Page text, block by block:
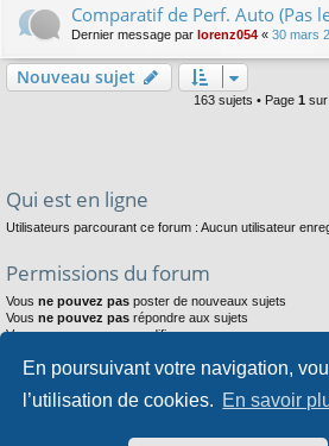
En poursuivant votre navigation,
l’utilisation de cookies. En savoir
Comparatif de Perf. Auto (Pas
Dernier message par lorenz054 « 30 mars
Nouveau sujet
163 sujets • Page 1 sur
Qui est en ligne
Utilisateurs parcourant ce forum : Aucun utilisateur
Permissions du forum
Vous ne pouvez pas poster de nouveaux sujets
Vous ne pouvez pas répondre aux sujets
Vousne pouvez pasmodifier vos messages
Vousne pouvez pasjoindre des fichiers
Accueil Index du forum
Développé parphpBB® Forum